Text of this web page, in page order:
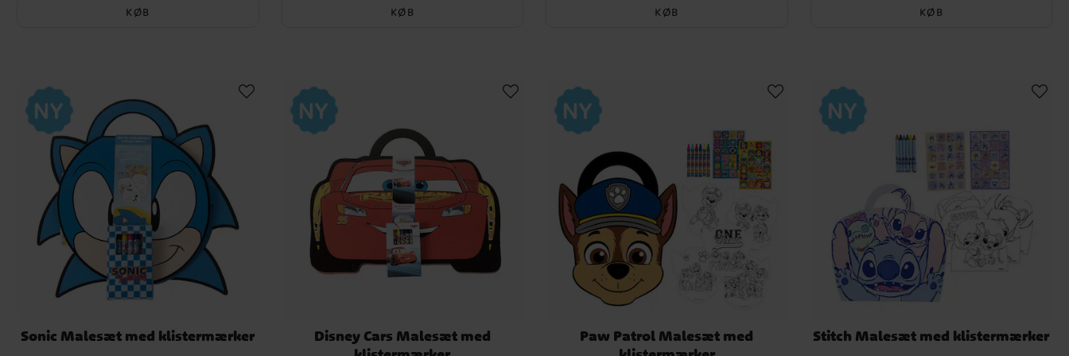
KØB KØB KØB KØB
Sonic Malesæt med klistermærker
Disney Cars Malesæt med
Paw Patrol Malesæt med
Stitch Malesæt med klistermærker